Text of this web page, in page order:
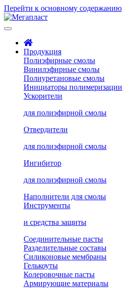
Перейти к основному содержанию
Продукция
Полиэфирные смолы
Винилэфирные смолы
Полиуретановые смолы
Инициаторы полимеризации
Ускорители
для полиэфирной смолы
Отвердители
для полиэфирной смолы
Ингибитор
для полиэфирной смолы
Наполнители для смолы
Инструменты
и средства защиты
Соединительные пасты
Разделительные составы
Силиконовые мембраны
Гелькоуты
Колеровочные пасты
Армирующие материалы